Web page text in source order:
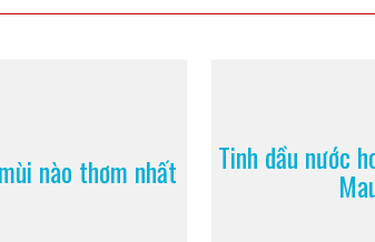
nào thơm nhất Tinh dầu nước